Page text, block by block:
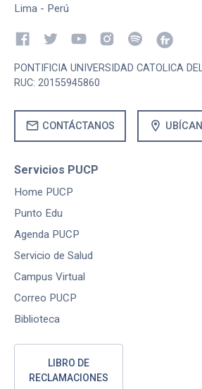
Lima - Perú
PONTIFICIA UNIVERSIDAD CATOLICA
RUC: 20155945860
mail CONTÁCTANOS location_on
Servicios PUCP
Home PUCP
Punto Edu
Agenda PUCP
Servicio de Salud
Campus Virtual
Correo PUCP
Biblioteca
LIBRO DE
RECLAMACIONES